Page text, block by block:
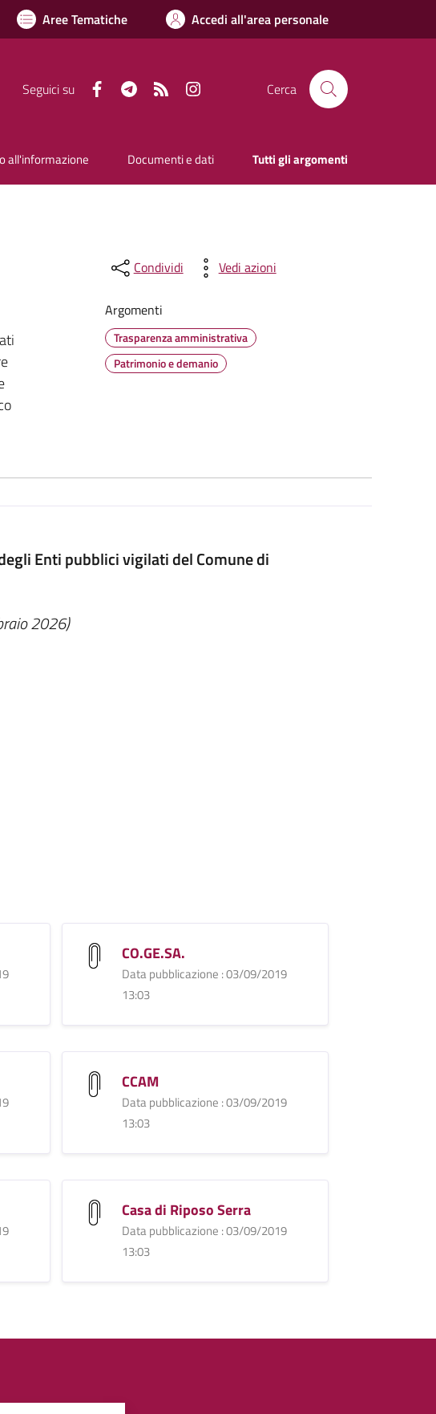
Aree Tematiche Accedi all'area personale
Seguici su FacebookTelegramRSS Cerca
all'informazione Documenti e dati Tutti gli argomenti
Condividi Vedi azioni
Argomenti
Trasparenza amministrativa
Patrimonio e demanio
Enti pubblici vigilati del Comune di
2026)
CO.GE.SA.
Data pubblicazione : 03/09/2019
13:03
CCAM
Data pubblicazione : 03/09/2019
13:03
Casa di Riposo Serra
Data pubblicazione : 03/09/2019
13:03